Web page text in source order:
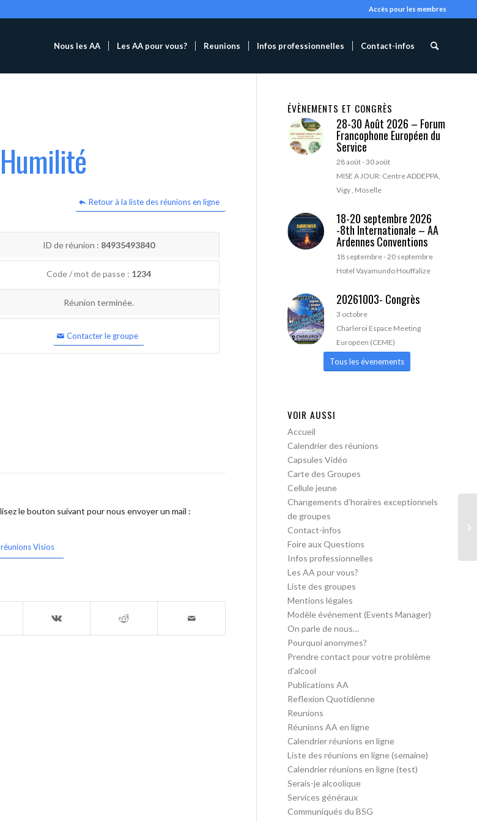
Accès pour les membres
Nous les AA Les AA pour vous? Reunions Infos professionnelles Contact-infos
Retour à la liste des réunions en ligne
ID de réunion : 84935493840
Code / mot de passe : 1234
Réunion terminée.
Contacter le groupe
le bouton suivant pour nous envoyer un mail :
Visios
ÉVÈNEMENTS ET CONGRÈS
28-30 Août 2026 – Forum
Francophone Européen du
Service
28 août-30 août
MISE A JOUR: Centre ADDEPPA,
Vigy , Moselle
18-20 septembre 2026
-8th Internationale – AA
Ardennes Conventions
18 septembre-20 septembre
Hotel Vayamundo Houffalize
20261003- Congrès
3 octobre
Charleroi Espace Meeting
Européen (CEME)
Tous les évenements
VOIR AUSSI
Accueil
Calendrier des réunions
Capsules Vidéo
Carte des Groupes
Cellule jeune
Changements d’horaires exceptionnels
de groupes
Contact-infos
Foire aux Questions
Infos professionnelles
Les AA pour vous?
Liste des groupes
Mentions légales
Modèle événement (Events Manager)
On parle de nous…
Pourquoi anonymes?
Prendre contact pour votre problème
d’alcool
Publications AA
Reflexion Quotidienne
Reunions
Réunions AA en ligne
Calendrier réunions en ligne
Liste des réunions en ligne (semaine)
Calendrier réunions en ligne (test)
Serais-je alcoolique
Services généraux
Communiqués du BSG